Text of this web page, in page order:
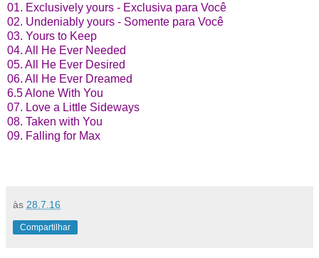
01. Exclusively yours - Exclusiva para Você
02. Undeniably yours - Somente para Você
03. Yours to Keep
04. All He Ever Needed
05. All He Ever Desired
06. All He Ever Dreamed
6.5 Alone With You
07. Love a Little Sideways
08. Taken with You
09. Falling for Max
às 28.7.16
Compartilhar